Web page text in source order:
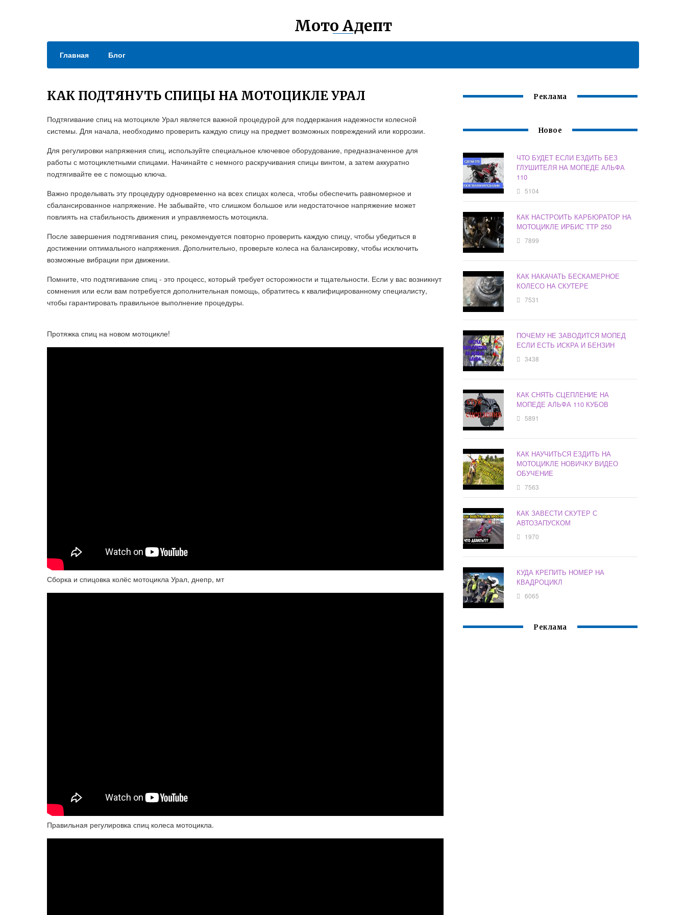
Мото Адепт
Главная Блог
КАК ПОДТЯНУТЬ СПИЦЫ НА МОТОЦИКЛЕ УРАЛ
Подтягивание спиц на мотоцикле Урал является важной процедурой для поддержания надежности колесной
системы. Для начала, необходимо проверить каждую спицу на предмет возможных повреждений или коррозии.
Для регулировки напряжения спиц, используйте специальное ключевое оборудование, предназначенное для
работы с мотоциклетными спицами. Начинайте с немного раскручивания спицы винтом, а затем аккуратно
подтягивайте ее с помощью ключа.
Важно проделывать эту процедуру одновременно на всех спицах колеса, чтобы обеспечить равномерное и
сбалансированное напряжение. Не забывайте, что слишком большое или недостаточное напряжение может
повлиять на стабильность движения и управляемость мотоцикла.
После завершения подтягивания спиц, рекомендуется повторно проверить каждую спицу, чтобы убедиться в
достижении оптимального напряжения. Дополнительно, проверьте колеса на балансировку, чтобы исключить
возможные вибрации при движении.
Помните, что подтягивание спиц - это процесс, который требует осторожности и тщательности. Если у вас возникнут
сомнения или если вам потребуется дополнительная помощь, обратитесь к квалифицированному специалисту,
чтобы гарантировать правильное выполнение процедуры.
Протяжка спиц на новом мотоцикле!
Сборка и спицовка колёс мотоцикла Урал, днепр, мт
Правильная регулировка спиц колеса мотоцикла.
Реклама
Новое
ЧТО БУДЕТ ЕСЛИ ЕЗДИТЬ БЕЗ
ГЛУШИТЕЛЯ НА МОПЕДЕ АЛЬФА
110
5104
КАК НАСТРОИТЬ КАРБЮРАТОР НА
МОТОЦИКЛЕ ИРБИС ТТР 250
7899
КАК НАКАЧАТЬ БЕСКАМЕРНОЕ
КОЛЕСО НА СКУТЕРЕ
7531
ПОЧЕМУ НЕ ЗАВОДИТСЯ МОПЕД
ЕСЛИ ЕСТЬ ИСКРА И БЕНЗИН
3438
КАК СНЯТЬ СЦЕПЛЕНИЕ НА
МОПЕДЕ АЛЬФА 110 КУБОВ
5891
КАК НАУЧИТЬСЯ ЕЗДИТЬ НА
МОТОЦИКЛЕ НОВИЧКУ ВИДЕО
ОБУЧЕНИЕ
7563
КАК ЗАВЕСТИ СКУТЕР С
АВТОЗАПУСКОМ
1970
КУДА КРЕПИТЬ НОМЕР НА
КВАДРОЦИКЛ
6065
Реклама